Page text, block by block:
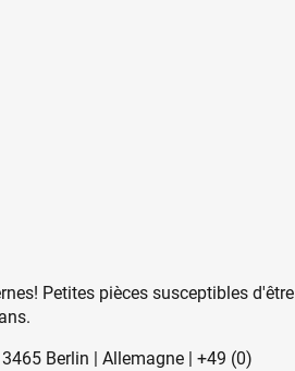
Petites pièces susceptibles d'être
Berlin | Allemagne | +49 (0)